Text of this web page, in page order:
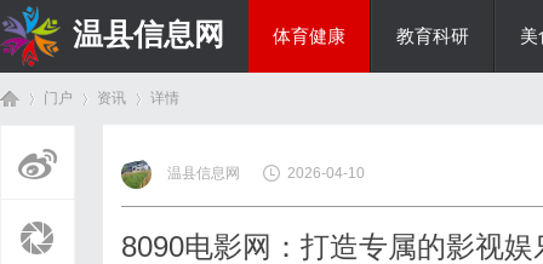
温县信息网 体育健康 教育科研 美
门户 资讯
›
详情
温县信息网 2026-04-10
8090电影网：打造专属的影视